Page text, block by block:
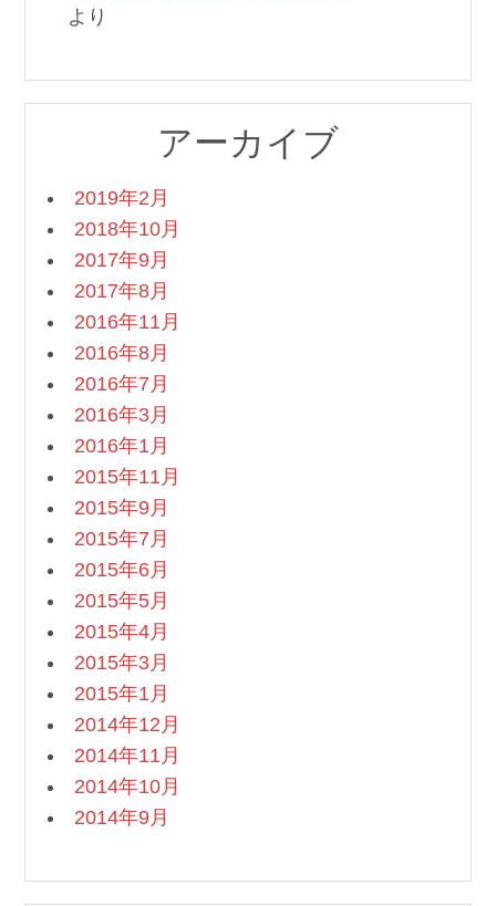
より
アーカイブ
2019年2月
2018年10月
2017年9月
2017年8月
2016年11月
2016年8月
2016年7月
2016年3月
2016年1月
2015年11月
2015年9月
2015年7月
2015年6月
2015年5月
2015年4月
2015年3月
2015年1月
2014年12月
2014年11月
2014年10月
2014年9月